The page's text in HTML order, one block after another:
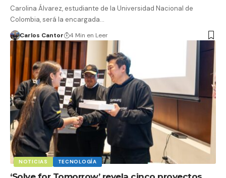
Carolina Álvarez, estudiante de la Universidad Nacional de
Colombia, será la encargada…
Carlos Cantor 4 Min en Leer
NOTICIAS TECNOLOGÍA